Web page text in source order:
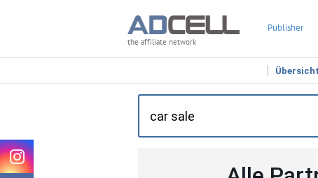
the affiliate network
Publisher
Übersicht